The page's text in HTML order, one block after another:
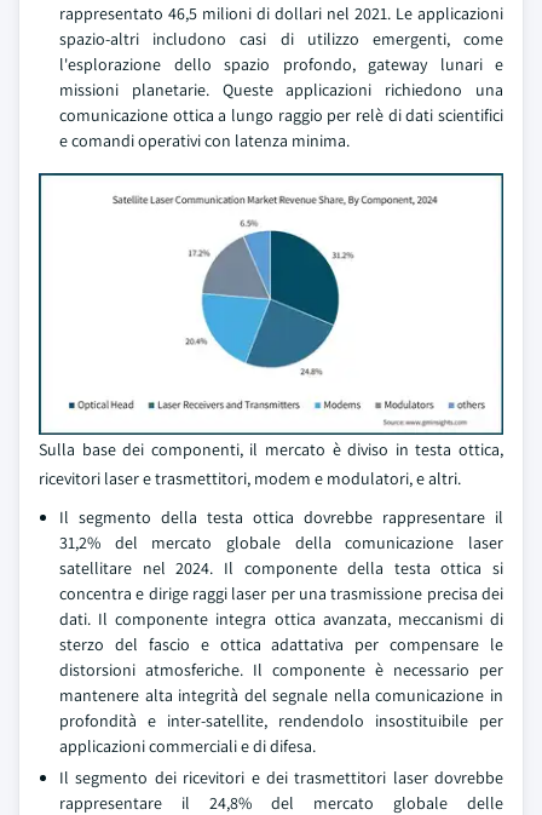
rappresentato 46,5 milioni di dollari nel 2021. Le applicazioni
spazio-altri includono casi di utilizzo emergenti, come
l'esplorazione dello spazio profondo, gateway lunari e
missioni planetarie. Queste applicazioni richiedono una
comunicazione ottica a lungo raggio per relè di dati scientifici
e comandi operativi con latenza minima.
Sulla base dei componenti, il mercato è diviso in testa ottica,
ricevitori laser e trasmettitori, modem e modulatori, e altri.
Il segmento della testa ottica dovrebbe rappresentare il
31,2% del mercato globale della comunicazione laser
satellitare nel 2024. Il componente della testa ottica si
concentra e dirige raggi laser per una trasmissione precisa dei
dati. Il componente integra ottica avanzata, meccanismi di
sterzo del fascio e ottica adattativa per compensare le
distorsioni atmosferiche. Il componente è necessario per
mantenere alta integrità del segnale nella comunicazione in
profondità e inter-satellite, rendendolo insostituibile per
applicazioni commerciali e di difesa.
Il segmento dei ricevitori e dei trasmettitori laser dovrebbe
rappresentare il 24,8% del mercato globale delle